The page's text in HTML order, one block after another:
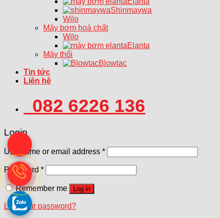
Shinmaywa
Wilo
Máy bơm hoá chất
Wilo
Elanta
Máy thổi
Blowtac
Tin tức
Liên hệ
082 6226 136
Login
Username or email address *
Password*
Remember me Log in
Lost your password?